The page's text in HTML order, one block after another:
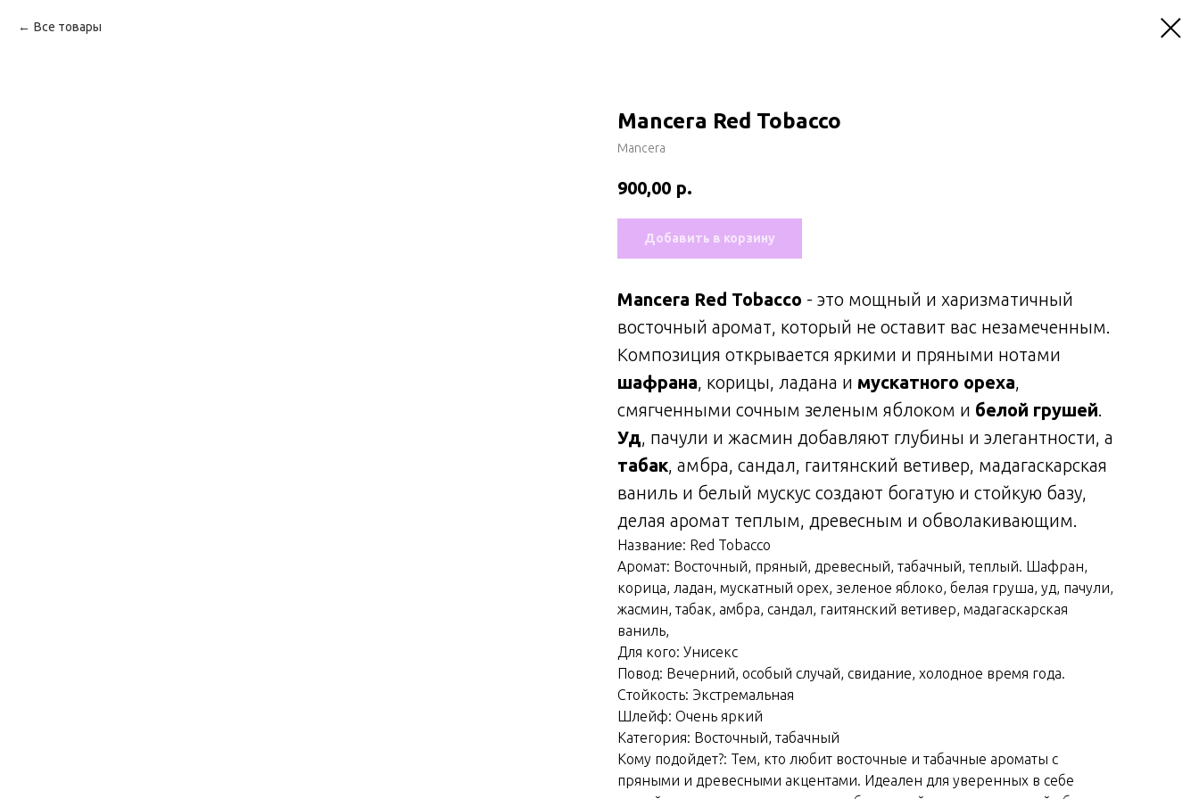
Все товары
Mancera Red Tobacco
Mancera
900,00 р.
Добавить в корзину
Mancera Red Tobacco - это мощный и харизматичный
восточный аромат, который не оставит вас незамеченным.
Композиция открывается яркими и пряными нотами
шафрана, корицы, ладана и мускатного ореха,
смягченными сочным зеленым яблоком и белой грушей.
Уд, пачули и жасмин добавляют глубины и элегантности, а
табак, амбра, сандал, гаитянский ветивер, мадагаскарская
ваниль и белый мускус создают богатую и стойкую базу,
делая аромат теплым, древесным и обволакивающим.
Название: Red Tobacco
Аромат: Восточный, пряный, древесный, табачный, теплый. Шафран,
корица, ладан, мускатный орех, зеленое яблоко, белая груша, уд, пачули,
жасмин, табак, амбра, сандал, гаитянский ветивер, мадагаскарская
ваниль,
Для кого: Унисекс
Повод: Вечерний, особый случай, свидание, холодное время года.
Стойкость: Экстремальная
Шлейф: Очень яркий
Категория: Восточный, табачный
Кому подойдет?: Тем, кто любит восточные и табачные ароматы с
пряными и древесными акцентами. Идеален для уверенных в себе